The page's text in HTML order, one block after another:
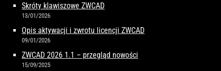
Skróty klawiszowe ZWCAD
13/01/2026
Opis aktywacji i zwrotu licencji ZWCAD
09/01/2026
ZWCAD 2026 1.1 – przegląd nowości
15/09/2025